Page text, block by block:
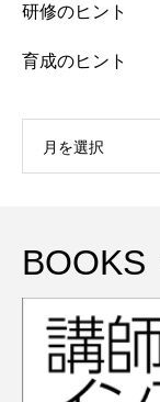
研修のヒント
育成のヒント
月を選択
BOOKS